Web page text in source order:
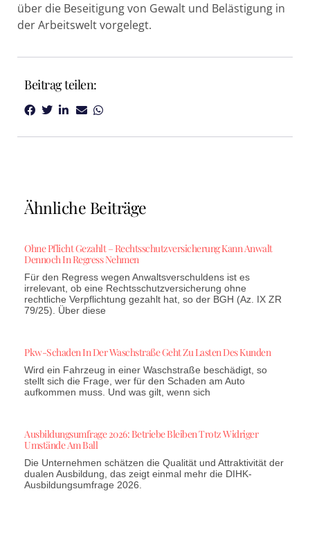
über die Beseitigung von Gewalt und Belästigung in
der Arbeitswelt vorgelegt.
Beitrag teilen:
Ähnliche Beiträge
Ohne Pflicht Gezahlt – Rechtsschutzversicherung Kann Anwalt
Dennoch In Regress Nehmen
Für den Regress wegen Anwaltsverschuldens ist es
irrelevant, ob eine Rechtsschutzversicherung ohne
rechtliche Verpflichtung gezahlt hat, so der BGH (Az. IX ZR
79/25). Über diese
Pkw-Schaden In Der Waschstraße Geht Zu Lasten Des Kunden
Wird ein Fahrzeug in einer Waschstraße beschädigt, so
stellt sich die Frage, wer für den Schaden am Auto
aufkommen muss. Und was gilt, wenn sich
Ausbildungsumfrage 2026: Betriebe Bleiben Trotz Widriger
Umstände Am Ball
Die Unternehmen schätzen die Qualität und Attraktivität der
dualen Ausbildung, das zeigt einmal mehr die DIHK-
Ausbildungsumfrage 2026.